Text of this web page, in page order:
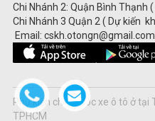
Chi Nhánh 2: Quận Bình Thạnh
Chi Nhánh 3 Quận 2 ( Dự kiến
Email:
Phụ kiện chăm sóc xe ô tô ở tại
TPHCM